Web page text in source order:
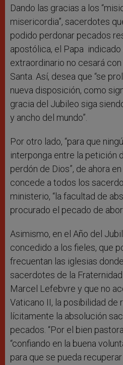
Dando las gracias a los
misericordia”, sacerdotes
podido perdonar pecados
apostólica, el Papa
extraordinario no cesará
Santa. Así, desea que “se
nueva disposición, como
gracia del Jubileo siga
y ancho del mundo”.
Por otro lado, “para que
interponga entre la petición
perdón de Dios”, de ahora
concede a todos los
ministerio, “la facultad de
procurado el pecado de
Asimismo, en el Año del
concedido a los fieles, que
frecuentan las iglesias
sacerdotes de la
Marcel Lefebvre y que no
Vaticano II, la posibilidad de
lícitamente la absolución
pecados. “Por el bien
“confiando en la buena
para que se pueda